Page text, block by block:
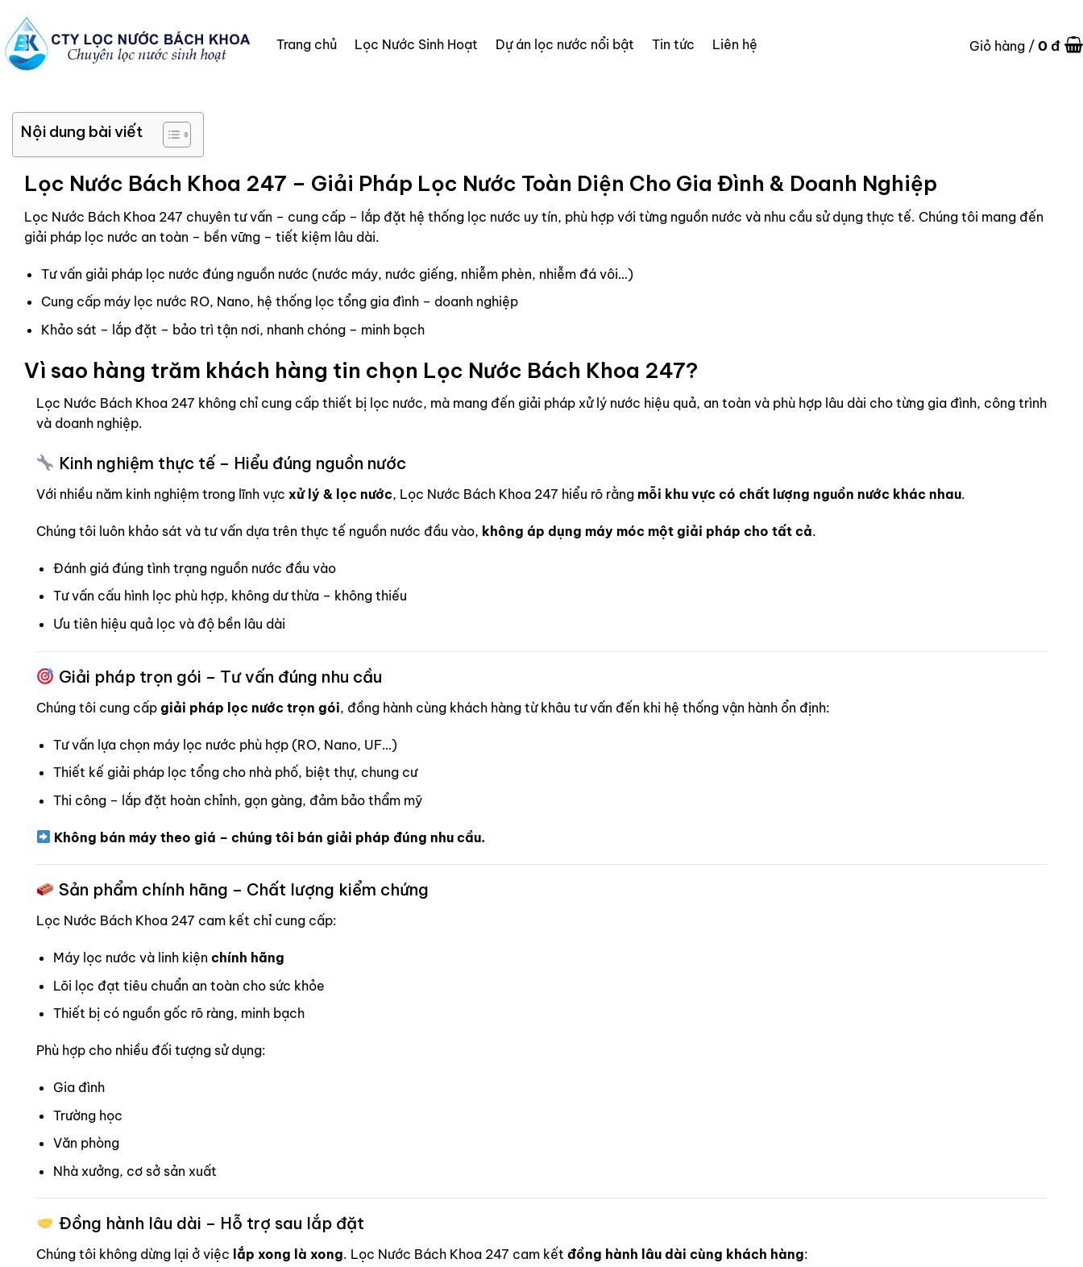
đến
nội
dung
Trang chủ Lọc Nước Sinh Hoạt Dự án lọc nước nổi bật Tin tức Liên hệ Giỏ hàng / 0 đ
Nội dung bài viết
Lọc Nước Bách Khoa 247 – Giải Pháp Lọc Nước Toàn Diện Cho Gia Đình & Doanh Nghiệp
Lọc Nước Bách Khoa 247 chuyên tư vấn – cung cấp – lắp đặt hệ thống lọc nước uy tín, phù hợp với từng nguồn nước và nhu cầu sử dụng thực tế. Chúng tôi mang đến
giải pháp lọc nước an toàn – bền vững – tiết kiệm lâu dài.
Tư vấn giải pháp lọc nước đúng nguồn nước (nước máy, nước giếng, nhiễm phèn, nhiễm đá vôi…)
Cung cấp máy lọc nước RO, Nano, hệ thống lọc tổng gia đình – doanh nghiệp
Khảo sát – lắp đặt – bảo trì tận nơi, nhanh chóng – minh bạch
Vì sao hàng trăm khách hàng tin chọn Lọc Nước Bách Khoa 247?
Lọc Nước Bách Khoa 247 không chỉ cung cấp thiết bị lọc nước, mà mang đến giải pháp xử lý nước hiệu quả, an toàn và phù hợp lâu dài cho từng gia đình, công trình
và doanh nghiệp.
Kinh nghiệm thực tế – Hiểu đúng nguồn nước
Với nhiều năm kinh nghiệm trong lĩnh vực xử lý & lọc nước, Lọc Nước Bách Khoa 247 hiểu rõ rằng mỗi khu vực có chất lượng nguồn nước khác nhau.
Chúng tôi luôn khảo sát và tư vấn dựa trên thực tế nguồn nước đầu vào, không áp dụng máy móc một giải pháp cho tất cả.
Đánh giá đúng tình trạng nguồn nước đầu vào
Tư vấn cấu hình lọc phù hợp, không dư thừa – không thiếu
Ưu tiên hiệu quả lọc và độ bền lâu dài
Giải pháp trọn gói – Tư vấn đúng nhu cầu
Chúng tôi cung cấp giải pháp lọc nước trọn gói, đồng hành cùng khách hàng từ khâu tư vấn đến khi hệ thống vận hành ổn định:
Tư vấn lựa chọn máy lọc nước phù hợp (RO, Nano, UF…)
Thiết kế giải pháp lọc tổng cho nhà phố, biệt thự, chung cư
Thi công – lắp đặt hoàn chỉnh, gọn gàng, đảm bảo thẩm mỹ
Không bán máy theo giá – chúng tôi bán giải pháp đúng nhu cầu.
Sản phẩm chính hãng – Chất lượng kiểm chứng
Lọc Nước Bách Khoa 247 cam kết chỉ cung cấp:
Máy lọc nước và linh kiện chính hãng
Lõi lọc đạt tiêu chuẩn an toàn cho sức khỏe
Thiết bị có nguồn gốc rõ ràng, minh bạch
Phù hợp cho nhiều đối tượng sử dụng:
Gia đình
Trường học
Văn phòng
Nhà xưởng, cơ sở sản xuất
Đồng hành lâu dài – Hỗ trợ sau lắp đặt
Chúng tôi không dừng lại ở việc lắp xong là xong. Lọc Nước Bách Khoa 247 cam kết đồng hành lâu dài cùng khách hàng: